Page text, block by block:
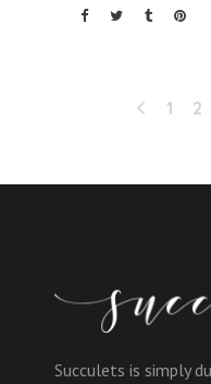
1 2
Succulets is simply